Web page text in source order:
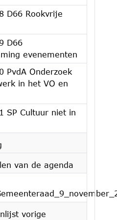
D66 Rookvrije
D66
evenementen
PvdA Onderzoek
in het VO en
SP Cultuur niet in
van de agenda
vorige